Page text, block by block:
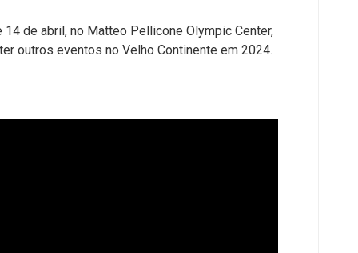
14 de abril, no Matteo Pellicone Olympic Center,
outros eventos no Velho Continente em 2024.